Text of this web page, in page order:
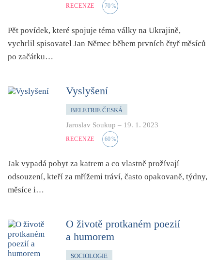
RECENZE 70%
Pět povídek, které spojuje téma války na Ukrajině,
vychrlil spisovatel Jan Němec během prvních čtyř měsíců
po začátku…
Vyslyšení
BELETRIE ČESKÁ
Jaroslav Soukup – 19. 1. 2023
RECENZE 60%
Jak vypadá pobyt za katrem a co vlastně prožívají
odsouzení, kteří za mřížemi tráví, často opakovaně, týdny,
měsíce i…
O životě protkaném poezií
a humorem
SOCIOLOGIE